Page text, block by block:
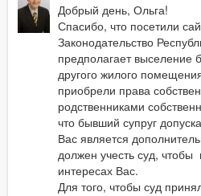
Добрый день, Ольга!
Спасибо, что посетили
Законодательство
предполагает выселение
другого жилого
приобрели права
родственниками
что бывший супруг
Вас является
должен учесть суд,
интересах Вас.
Для того, чтобы суд